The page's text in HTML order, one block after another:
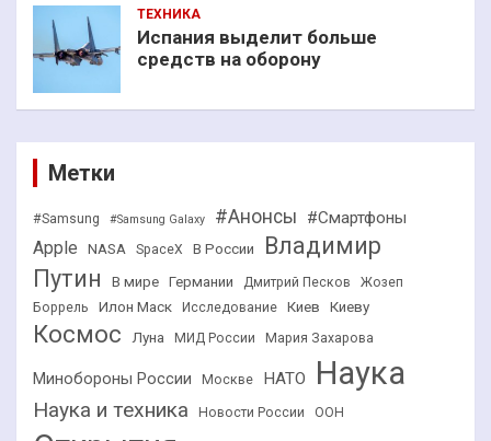
ТЕХНИКА
Испания выделит больше
средств на оборону
Метки
#Samsung #Samsung Galaxy #Анонсы #Смартфоны
Apple NASA SpaceX В России
Владимир
Путин
В мире Германии Дмитрий Песков
Жозеп
Боррель
Илон Маск Исследование Киев Киеву
Космос Луна МИД России Мария Захарова
Минобороны России Москве НАТО Наука
Наука и техника Новости России ООН